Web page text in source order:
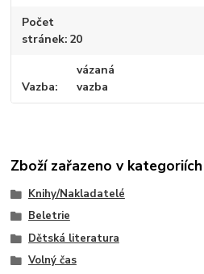
Počet
stránek 20
Vazba
vázaná
vazba
Zboží zařazeno v kategoriích
Knihy/Nakladatelé
Beletrie
Dětská literatura
Volný čas